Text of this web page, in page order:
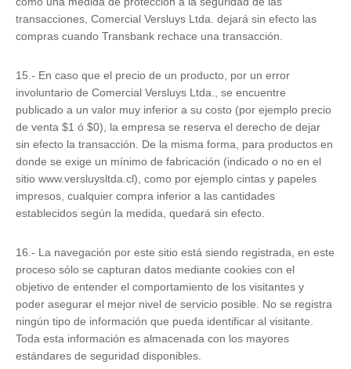
transacciones, Comercial Versluys Ltda. dejará sin efecto las
compras cuando Transbank rechace una transacción.
15.- En caso que el precio de un producto, por un error
involuntario de Comercial Versluys Ltda., se encuentre
publicado a un valor muy inferior a su costo (por ejemplo precio
de venta $1 ó $0), la empresa se reserva el derecho de dejar
sin efecto la transacción. De la misma forma, para productos en
donde se exige un mínimo de fabricación (indicado o no en el
sitio www.versluysltda.cl), como por ejemplo cintas y papeles
impresos, cualquier compra inferior a las cantidades
establecidos según la medida, quedará sin efecto.
16.- La navegación por este sitio está siendo registrada, en este
proceso sólo se capturan datos mediante cookies con el
objetivo de entender el comportamiento de los visitantes y
poder asegurar el mejor nivel de servicio posible. No se registra
ningún tipo de información que pueda identificar al visitante.
Toda esta información es almacenada con los mayores
estándares de seguridad disponibles.